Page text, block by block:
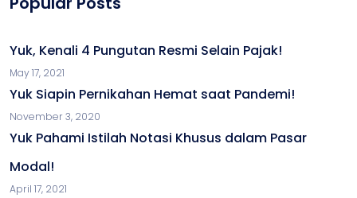
Yuk, Kenali 4 Pungutan Resmi Selain Pajak!
May 17, 2021
Yuk Siapin Pernikahan Hemat saat Pandemi!
November 3, 2020
Yuk Pahami Istilah Notasi Khusus dalam Pasar
Modal!
April 17, 2021